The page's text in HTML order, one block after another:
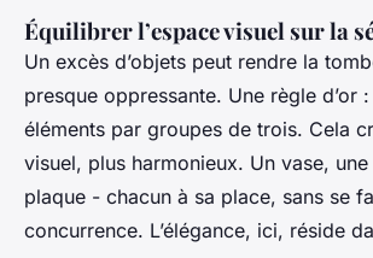
Équilibrer l’espace visuel sur la
Un excès d’objets peut rendre la
presque oppressante. Une règle d’or
éléments par groupes de trois. Cela
visuel, plus harmonieux. Un vase,
plaque - chacun à sa place, sans se
concurrence. L’élégance, ici, réside